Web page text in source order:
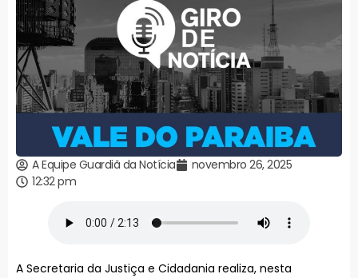
A Equipe Guardiã da Notícia
novembro 26, 2025
12:32 pm
A Secretaria da Justiça e Cidadania realiza, nesta